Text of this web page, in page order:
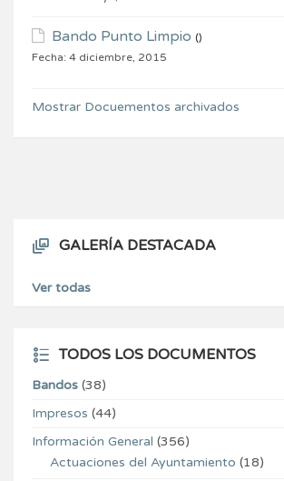
Bando Punto Limpio ()
Fecha: 4 diciembre, 2015
Mostrar Docuementos archivados
GALERÍA DESTACADA
Ver todas
TODOS LOS DOCUMENTOS
Bandos (38)
Impresos (44)
Información General (356)
Actuaciones del Ayuntamiento (18)